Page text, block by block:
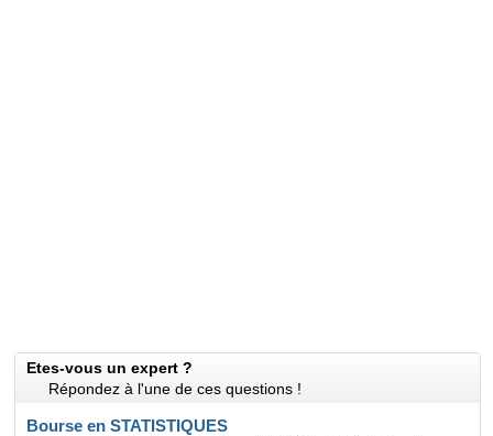
Etes-vous un expert ?
Répondez à l'une de ces questions !
Bourse en STATISTIQUES